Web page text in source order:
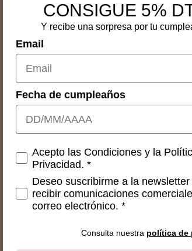
CONSIGUE 5%
Y recibe una sorpresa por tu
Email
Fecha de cumpleaños
Consetimientos
Acepto las Condiciones y la
Privacidad. *
Deseo suscribirme a la newsletter
recibir comunicaciones
correo electrónico. *
Consulta nuestra política de